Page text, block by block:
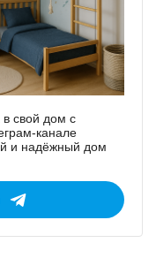
свой дом с
канале
и надёжный дом